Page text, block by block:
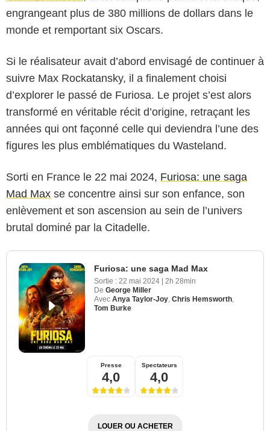
engrangeant plus de 380 millions de dollars dans le
monde et remportant six Oscars.
Si le réalisateur avait d’abord envisagé de continuer à
suivre Max Rockatansky, il a finalement choisi
d’explorer le passé de Furiosa. Le projet s’est alors
transformé en véritable récit d’origine, retraçant les
années qui ont façonné celle qui deviendra l’une des
figures les plus emblématiques du Wasteland.
Sorti en France le 22 mai 2024, Furiosa: une saga
Mad Max se concentre ainsi sur son enfance, son
enlèvement et son ascension au sein de l’univers
brutal dominé par la Citadelle.
Furiosa: une saga Mad Max
Sortie : 22 mai 2024 | 2h 28min
De George Miller
Avec Anya Taylor-Joy Chris Hemsworth
Tom Burke
Presse
4,0
Spectateurs
4,0
LOUER OU ACHETER